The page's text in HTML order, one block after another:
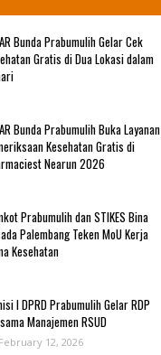
Bunda Prabumulih Gelar Cek
Gratis di Dua Lokasi dalam
Bunda Prabumulih Buka Layanan
Kesehatan Gratis di
Nearun 2026
Prabumulih dan STIKES Bina
Palembang Teken MoU Kerja
Kesehatan
I DPRD Prabumulih Gelar RDP
Manajemen RSUD
February 12, 2026